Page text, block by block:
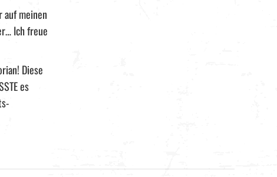
auf meinen
Ich freue
Diese
es